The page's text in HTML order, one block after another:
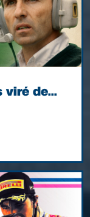
viré de...